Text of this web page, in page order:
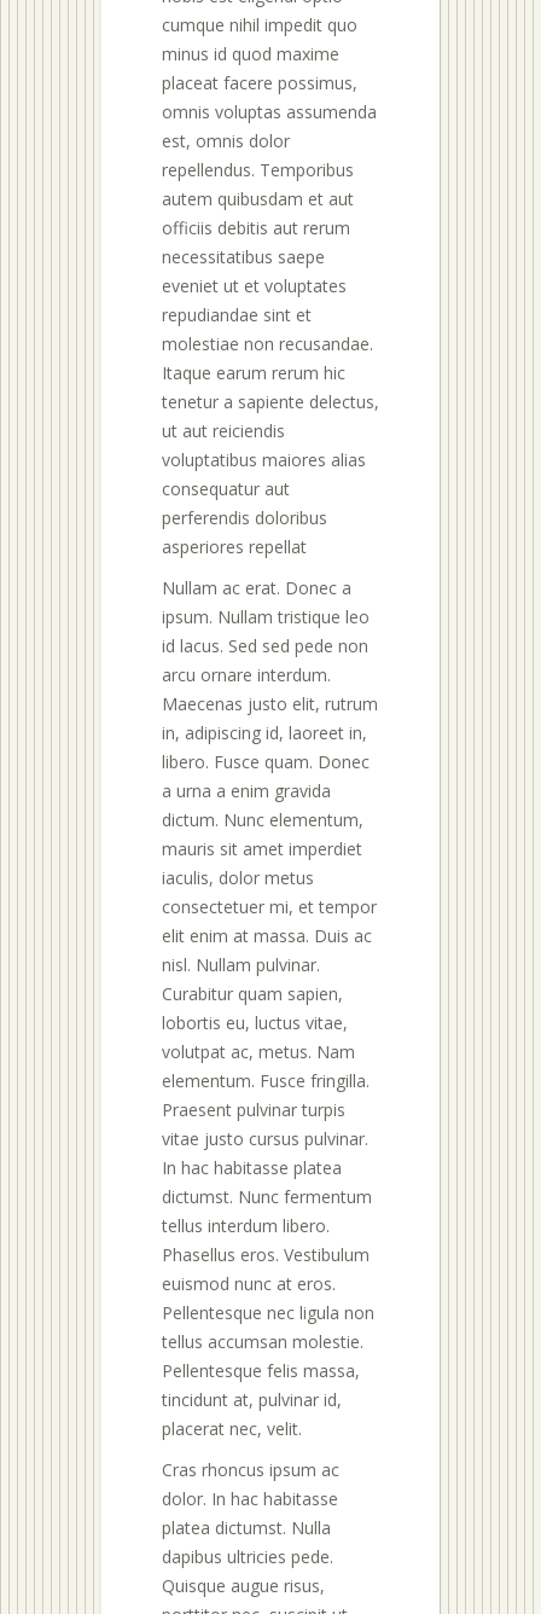
cumque nihil impedit quo
minus id quod maxime
placeat facere possimus,
omnis voluptas assumenda
est, omnis dolor
repellendus. Temporibus
autem quibusdam et aut
officiis debitis aut rerum
necessitatibus saepe
eveniet ut et voluptates
repudiandae sint et
molestiae non recusandae.
Itaque earum rerum hic
tenetur a sapiente delectus,
ut aut reiciendis
voluptatibus maiores alias
consequatur aut
perferendis doloribus
asperiores repellat
Nullam ac erat. Donec a
ipsum. Nullam tristique leo
id lacus. Sed sed pede non
arcu ornare interdum.
Maecenas justo elit, rutrum
in, adipiscing id, laoreet in,
libero. Fusce quam. Donec
a urna a enim gravida
dictum. Nunc elementum,
mauris sit amet imperdiet
iaculis, dolor metus
consectetuer mi, et tempor
elit enim at massa. Duis ac
nisl. Nullam pulvinar.
Curabitur quam sapien,
lobortis eu, luctus vitae,
volutpat ac, metus. Nam
elementum. Fusce fringilla.
Praesent pulvinar turpis
vitae justo cursus pulvinar.
In hac habitasse platea
dictumst. Nunc fermentum
tellus interdum libero.
Phasellus eros. Vestibulum
euismod nunc at eros.
Pellentesque nec ligula non
tellus accumsan molestie.
Pellentesque felis massa,
tincidunt at, pulvinar id,
placerat nec, velit.
Cras rhoncus ipsum ac
dolor. In hac habitasse
platea dictumst. Nulla
dapibus ultricies pede.
Quisque augue risus,